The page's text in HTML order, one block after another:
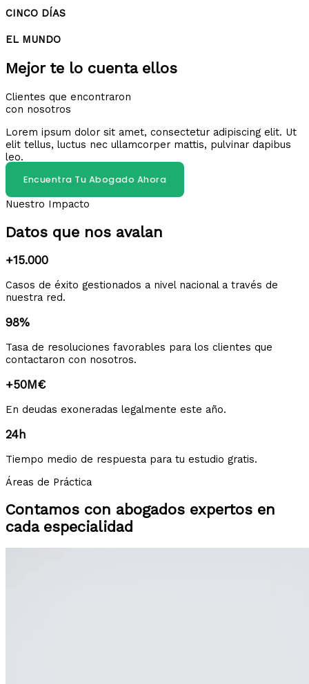
CINCO DÍAS
EL MUNDO
Mejor te lo cuenta ellos
Clientes que encontraron
con nosotros
Lorem ipsum dolor sit amet, consectetur adipiscing elit. Ut
elit tellus, luctus nec ullamcorper mattis, pulvinar dapibus
leo.
Encuentra Tu Abogado Ahora
Nuestro Impacto
Datos que nos avalan
+15.000
Casos de éxito gestionados a nivel nacional a través de
nuestra red.
98%
Tasa de resoluciones favorables para los clientes que
contactaron con nosotros.
+50M€
En deudas exoneradas legalmente este año.
24h
Tiempo medio de respuesta para tu estudio gratis.
Áreas de Práctica
Contamos con abogados expertos en
cada especialidad